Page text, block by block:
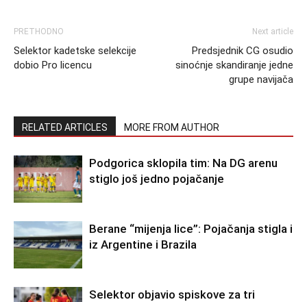
PRETHODNO
Selektor kadetske selekcije
dobio Pro licencu
Next article
Predsjednik CG osudio
sinoćnje skandiranje jedne
grupe navijača
RELATED ARTICLES MORE FROM AUTHOR
Podgorica sklopila tim: Na DG arenu
stiglo još jedno pojačanje
Berane “mijenja lice”: Pojačanja stigla i
iz Argentine i Brazila
Selektor objavio spiskove za tri